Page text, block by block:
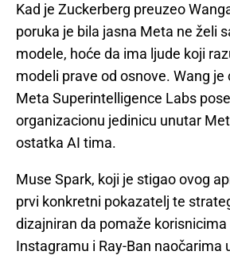
Kad je Zuckerberg preuzeo
poruka je bila jasna Meta ne želi
modele, hoće da ima ljude koji
modeli prave od osnove. Wang je
Meta Superintelligence Labs
organizacionu jedinicu unutar
ostatka AI tima.
Muse Spark, koji je stigao ovog
prvi konkretni pokazatelj te
dizajniran da pomaže korisnicima
Instagramu i Ray-Ban naočarima